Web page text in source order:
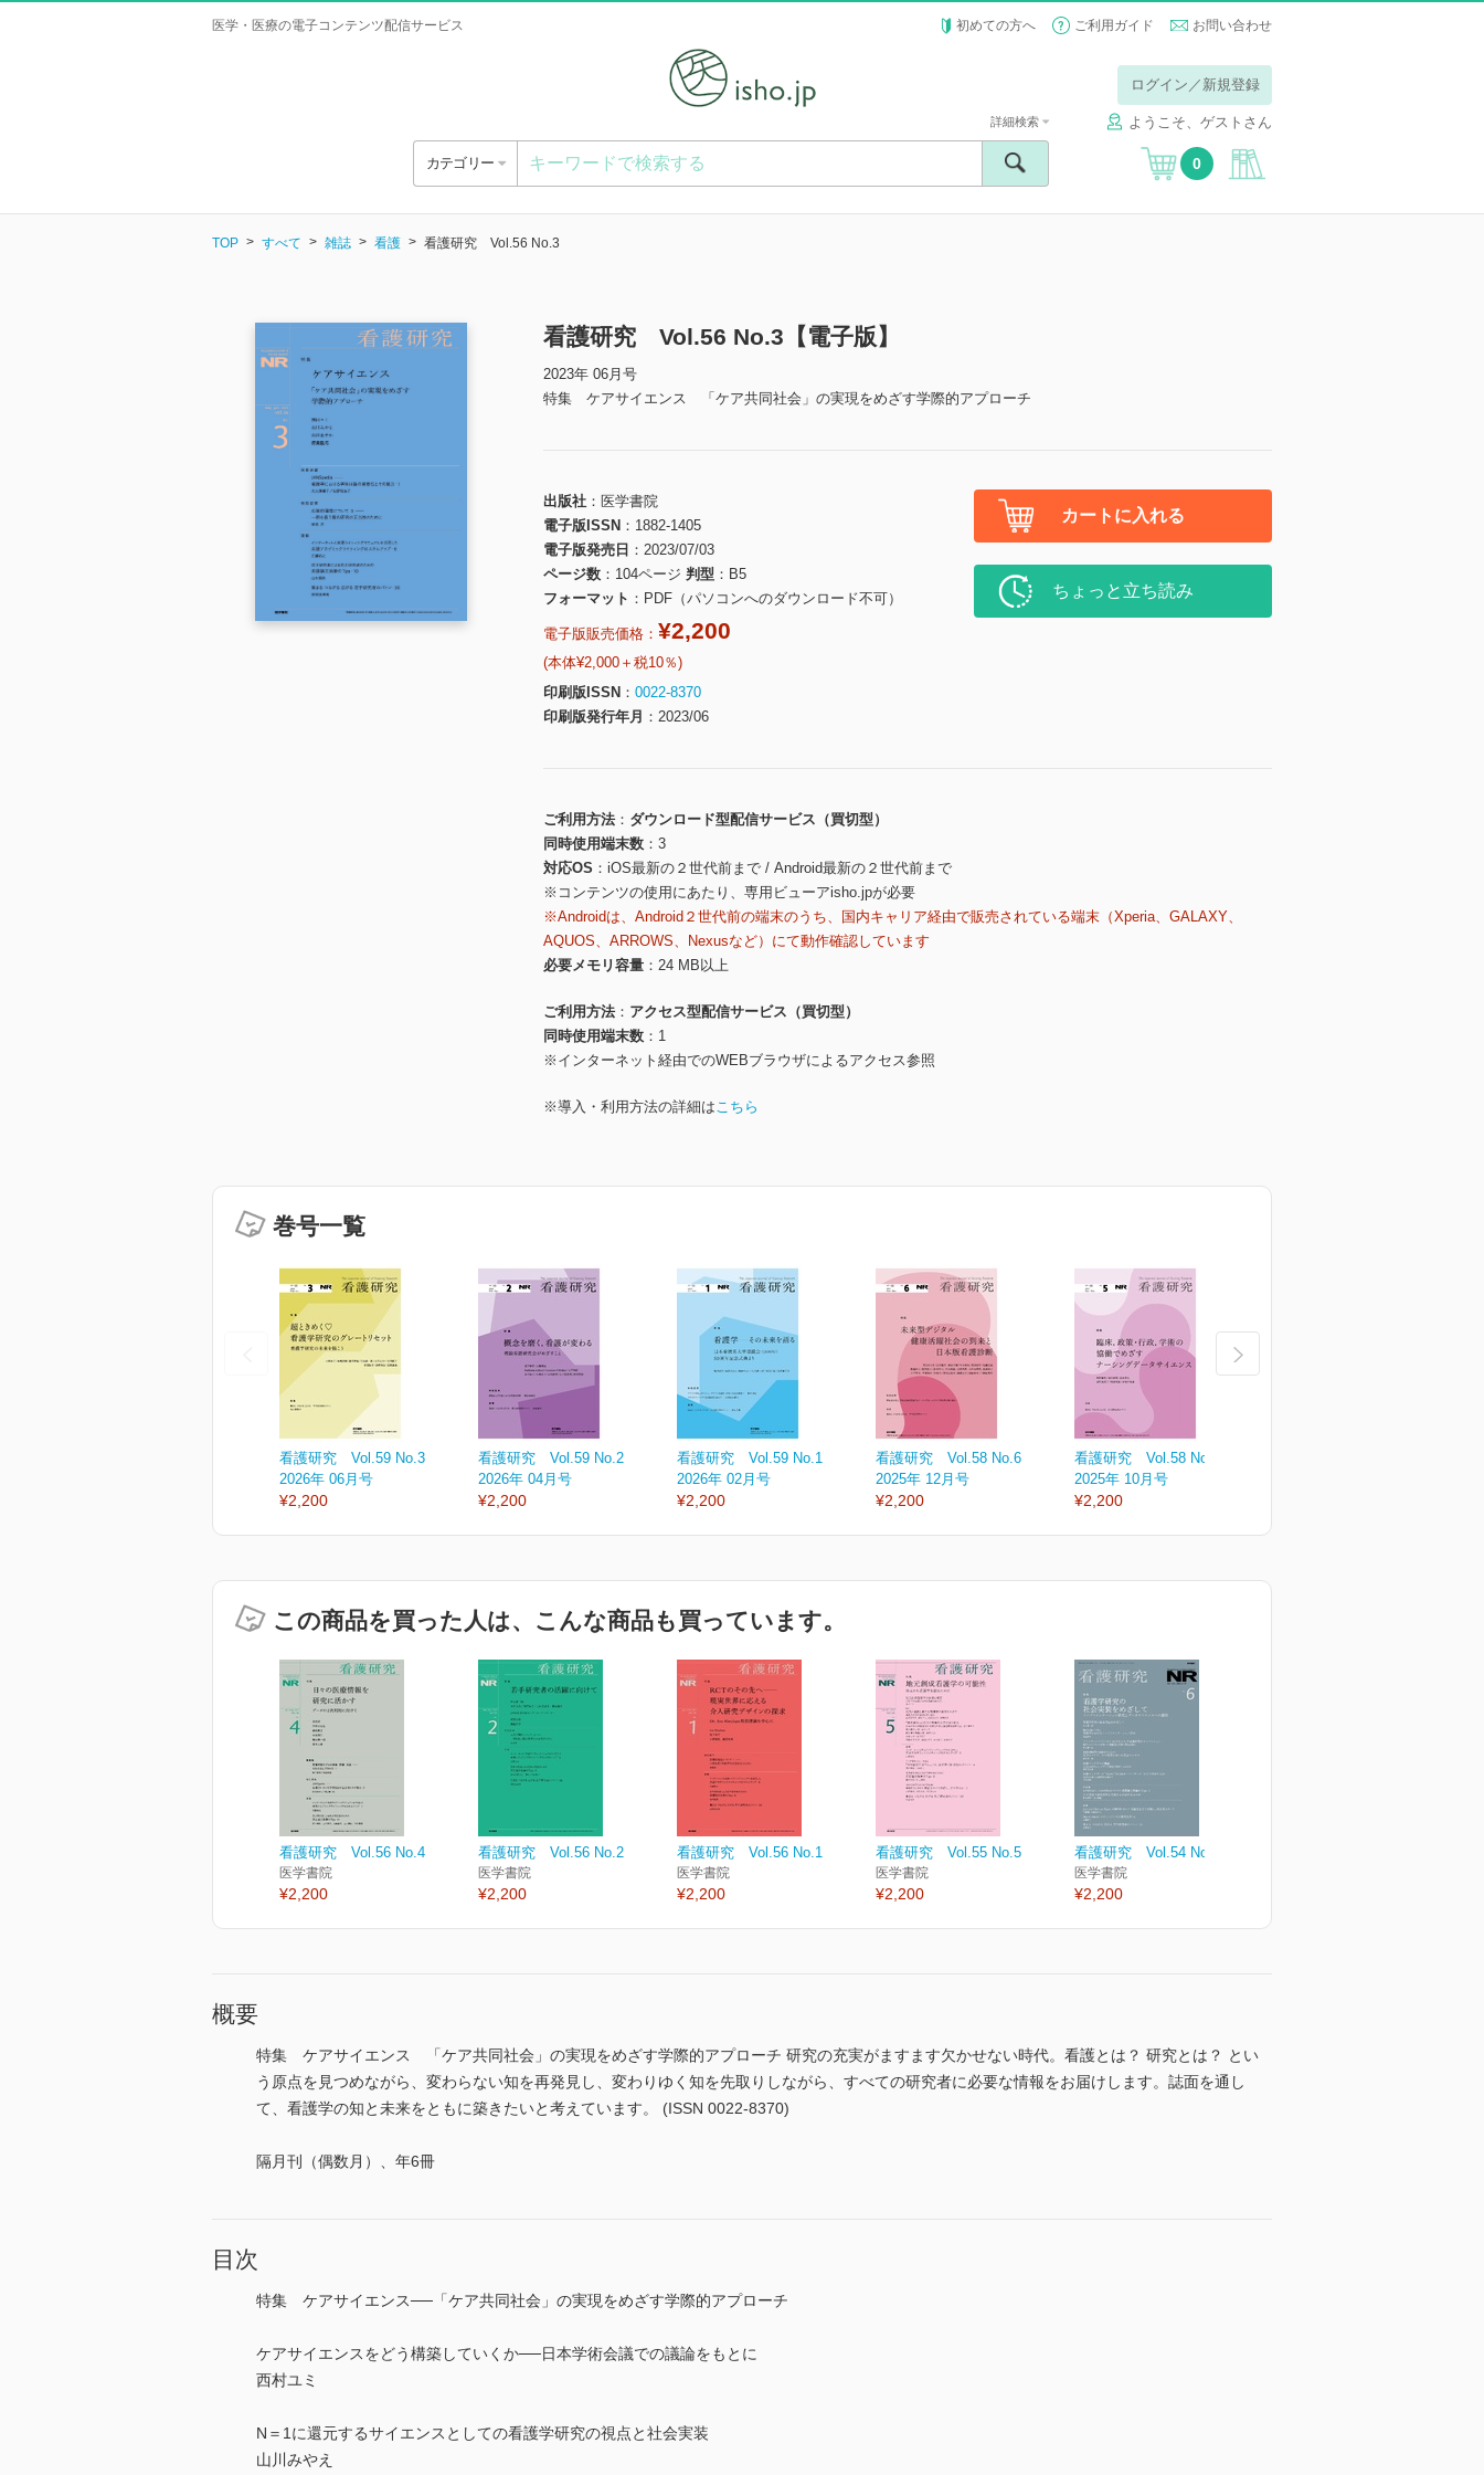
医学・医療の電子コンテンツ配信サービス 初めての方へ ご利用ガイド お問い合わせ
ログイン／新規登録
ようこそ、ゲストさん
カテゴリー
詳細検索
0
TOP すべて 雑誌 看護 看護研究 Vol.56 No.3
看護研究 Vol.56 No.3【電子版】
2023年 06月号
特集 ケアサイエンス 「ケア共同社会」の実現をめざす学際的アプローチ
出版社
医学書院
電子版ISSN
1882-1405
電子版発売日
2023/07/03
ページ数
104ページ 判型
B5
フォーマット
PDF（パソコンへのダウンロード不可）
電子版販売価格： ¥2,200
(本体¥2,000＋税10％)
印刷版ISSN
0022-8370
印刷版発行年月
2023/06
カートに入れる
ちょっと立ち読み
ご利用方法
ダウンロード型配信サービス（買切型）
同時使用端末数
3
対応OS
iOS最新の２世代前まで / Android最新の２世代前まで
※コンテンツの使用にあたり、専用ビューアisho.jpが必要
※Androidは、Android２世代前の端末のうち、国内キャリア経由で販売されている端末（Xperia、GALAXY、
AQUOS、ARROWS、Nexusなど）にて動作確認しています
必要メモリ容量
24 MB以上
ご利用方法
アクセス型配信サービス（買切型）
同時使用端末数
1
※インターネット経由でのWEBブラウザによるアクセス参照
※導入・利用方法の詳細はこちら
巻号一覧
看護研究 Vol.59 No.3
2026年 06月号
¥2,200
看護研究 Vol.59 No.2
2026年 04月号
¥2,200
看護研究 Vol.59 No.1
2026年 02月号
¥2,200
看護研究 Vol.58 No.6
2025年 12月号
¥2,200
看護研究 Vol.58 No.5
2025年 10月号
¥2,200
この商品を買った人は、こんな商品も買っています。
看護研究 Vol.56 No.4
医学書院
¥2,200
看護研究 Vol.56 No.2
医学書院
¥2,200
看護研究 Vol.56 No.1
医学書院
¥2,200
看護研究 Vol.55 No.5
医学書院
¥2,200
看護研究 Vol.54 No.6
医学書院
¥2,200
概要
特集 ケアサイエンス 「ケア共同社会」の実現をめざす学際的アプローチ 研究の充実がますます欠かせない時代。看護とは？ 研究とは？ とい
う原点を見つめながら、変わらない知を再発見し、変わりゆく知を先取りしながら、すべての研究者に必要な情報をお届けします。誌面を通し
て、看護学の知と未来をともに築きたいと考えています。 (ISSN 0022-8370)
隔月刊（偶数月）、年6冊
目次
特集 ケアサイエンス──「ケア共同社会」の実現をめざす学際的アプローチ
ケアサイエンスをどう構築していくか──日本学術会議での議論をもとに
西村ユミ
N＝1に還元するサイエンスとしての看護学研究の視点と社会実装
山川みやえ